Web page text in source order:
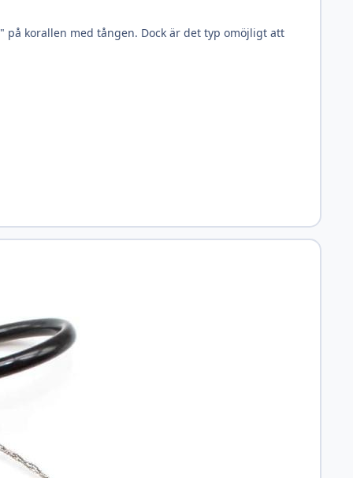
korallen med tången. Dock är det typ omöjligt att